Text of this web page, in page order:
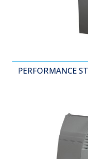
PERFORMANCE